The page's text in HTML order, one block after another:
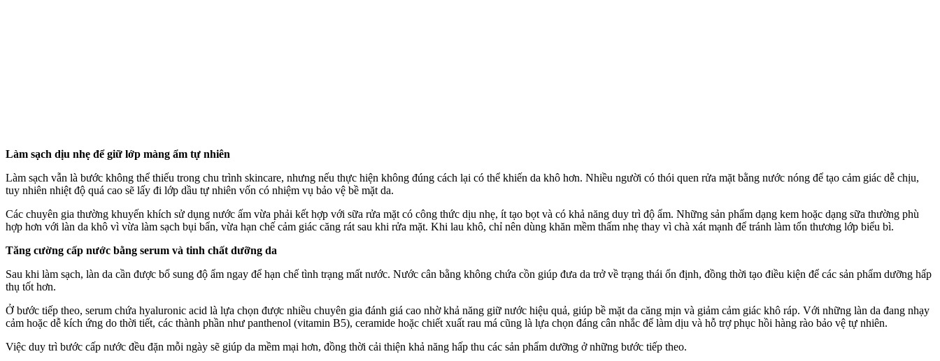
Làm sạch dịu nhẹ để giữ lớp màng ẩm tự nhiên
Làm sạch vẫn là bước không thể thiếu trong chu trình skincare, nhưng nếu thực hiện không đúng cách lại có thể khiến da khô hơn. Nhiều người có thói quen rửa mặt bằng nước nóng để tạo cảm giác dễ chịu,
tuy nhiên nhiệt độ quá cao sẽ lấy đi lớp dầu tự nhiên vốn có nhiệm vụ bảo vệ bề mặt da.
Các chuyên gia thường khuyến khích sử dụng nước ấm vừa phải kết hợp với sữa rửa mặt có công thức dịu nhẹ, ít tạo bọt và có khả năng duy trì độ ẩm. Những sản phẩm dạng kem hoặc dạng sữa thường phù
hợp hơn với làn da khô vì vừa làm sạch bụi bẩn, vừa hạn chế cảm giác căng rát sau khi rửa mặt. Khi lau khô, chỉ nên dùng khăn mềm thấm nhẹ thay vì chà xát mạnh để tránh làm tổn thương lớp biểu bì.
Tăng cường cấp nước bằng serum và tinh chất dưỡng da
Sau khi làm sạch, làn da cần được bổ sung độ ẩm ngay để hạn chế tình trạng mất nước. Nước cân bằng không chứa cồn giúp đưa da trở về trạng thái ổn định, đồng thời tạo điều kiện để các sản phẩm dưỡng hấp
thụ tốt hơn.
Ở bước tiếp theo, serum chứa hyaluronic acid là lựa chọn được nhiều chuyên gia đánh giá cao nhờ khả năng giữ nước hiệu quả, giúp bề mặt da căng mịn và giảm cảm giác khô ráp. Với những làn da đang nhạ‌y
cả‌m hoặc dễ kích ứng do thời tiết, các thành phần như panthenol (vitamin B5), ceramide hoặc chiết xuất rau má cũng là lựa chọn đáng cân nhắc để làm dịu và hỗ trợ phục hồi hàng rào bảo vệ tự nhiên.
Việc duy trì bước cấp nước đều đặn mỗi ngày sẽ giúp da mềm mại hơn, đồng thời cải thiện khả năng hấp thu các sản phẩm dưỡng ở những bước tiếp theo.